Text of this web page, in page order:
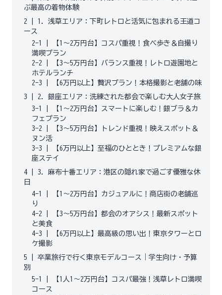
ぶ最高の着物体験
2
1. 浅草エリア：下町レトロと活気に包まれる王道コ
ース
2-1
【1〜2万円台】コスパ重視！食べ歩き＆自撮り
満喫プラン
2-2
【3〜5万円台】バランス重視！レトロ遊園地と
ホテルランチ
2-3
【6万円以上】贅沢プラン！本格撮影と老舗の味
3
2. 銀座エリア：洗練された都会で楽しむ大人女子旅
3-1
【1〜2万円台】スマートに楽しむ！銀ブラ＆カ
フェプラン
3-2
【3〜5万円台】トレンド重視！映えスポット＆
ヌン活
3-3
【6万円以上】至福のひととき！プレミアムな銀
座ステイ
4
3. 麻布十番エリア：港区の隠れ家で過ごす優雅な休
日
4-1
【1〜2万円台】カジュアルに！商店街の老舗巡
り
4-2
【3〜5万円台】都会のオアシス！最新スポット
と美食
4-3
【6万円以上】最高級の思い出！東京タワーとロ
ケ撮影
5
卒業旅行で行く東京モデルコース｜学生向け・予算
別
5-1
【1人1〜2万円台】コスパ最強！浅草レトロ満喫
コース